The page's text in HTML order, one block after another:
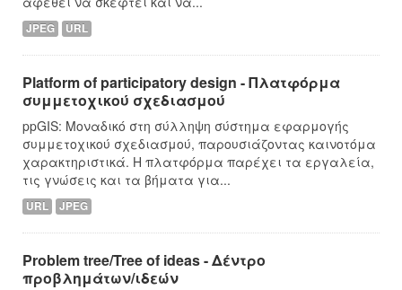
JPEG URL
Platform of participatory design - Πλατφόρμα
συμμετοχικού σχεδιασμού
ppGIS: Μοναδικό στη σύλληψη σύστημα εφαρμογής
συμμετοχικού σχεδιασμού, παρουσιάζοντας καινοτόμα
χαρακτηριστικά. Η πλατφόρμα παρέχει τα εργαλεία,
τις γνώσεις και τα βήματα για...
URL JPEG
Problem tree/Tree of ideas - Δέντρο
προβλημάτων/ιδεών